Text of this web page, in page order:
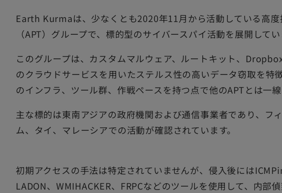
Earth Kurmaは、少なくとも2020年11月から活動している高
（APT）グループで、標的型のサイバースパイ活動を展開してい
このグループは、カスタムマルウェア、ルートキット、
のクラウドサービスを用いたステルス性の高いデータ窃取を特
のインフラ、ツール群、作戦ペースを持つ点で他のAPTとは一線
主な標的は東南アジアの政府機関および通信事業者であり、フ
ム、タイ、マレーシアでの活動が確認されています。
初期アクセスの手法は特定されていませんが、侵入後には
LADON、WMIHACKER、FRPCなどのツールを使用して、内部偵